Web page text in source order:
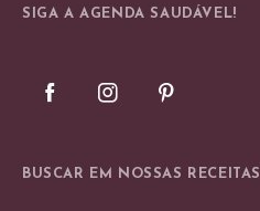
SIGA A AGENDA SAUDÁVEL!
BUSCAR EM NOSSAS RECEITAS